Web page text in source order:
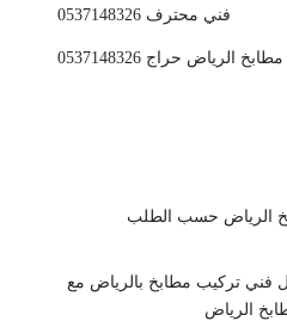
فني محترف 0537148326
الرياض حراج 0537148326
الرياض حسب الطلب
فني تركيب مطابخ بالرياض مع
الرياض